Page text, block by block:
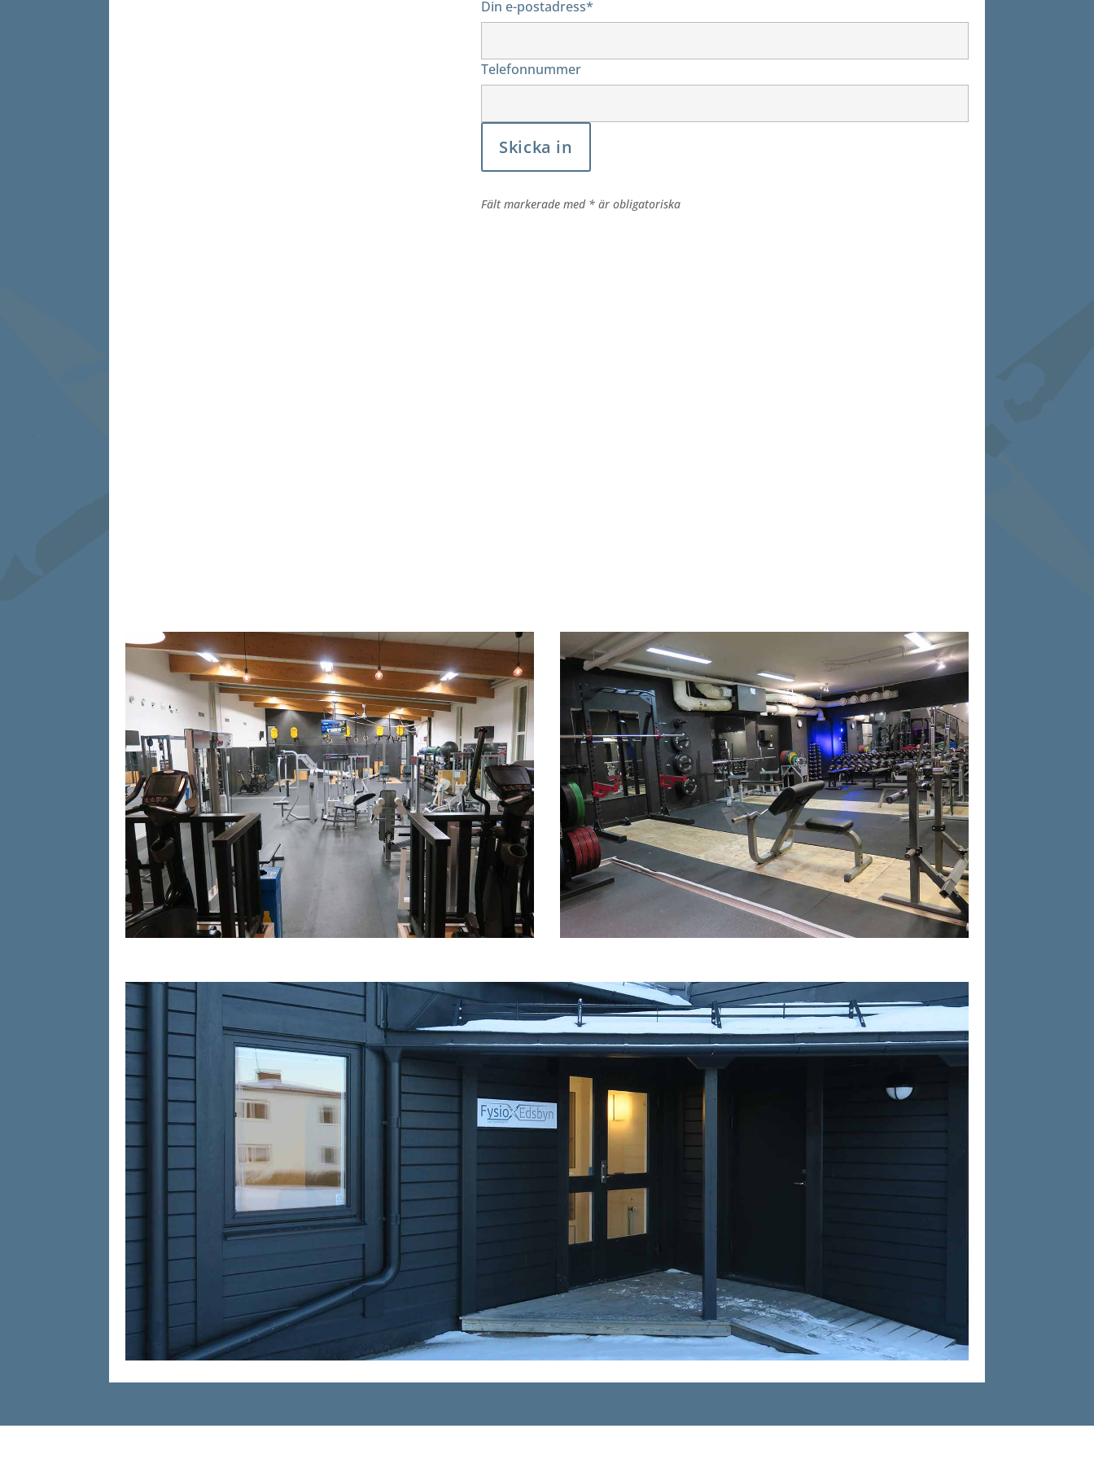
Din e-postadress*
Telefonnummer
Fält markerade med * är obligatoriska